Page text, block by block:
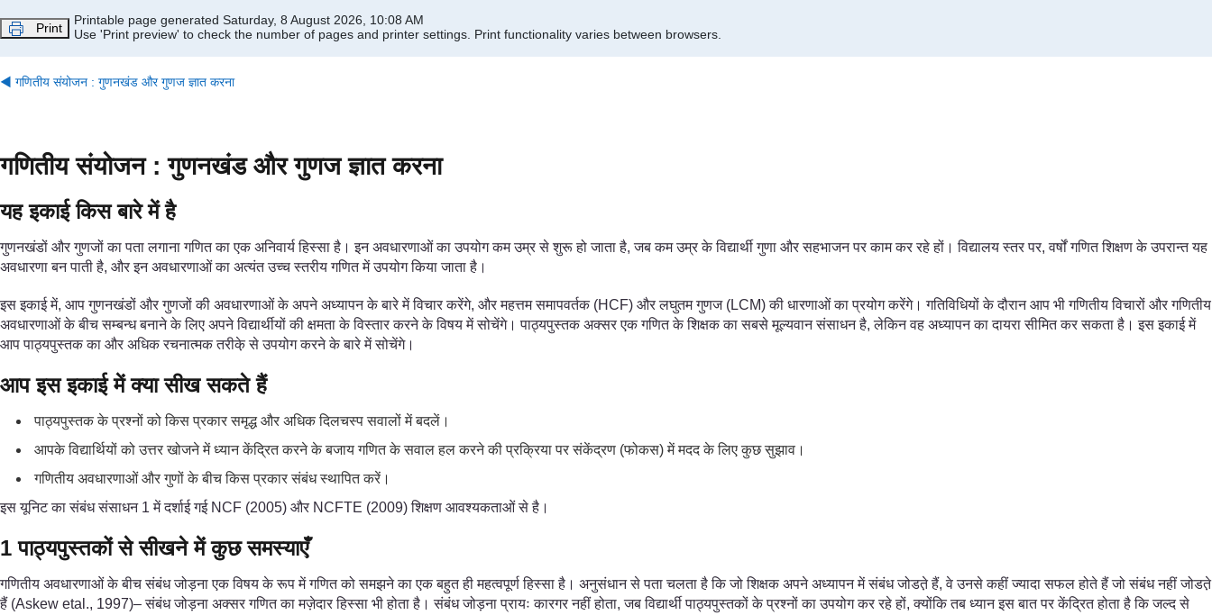
Print
Printable page generated Saturday, 8 August 2026, 10:08 AM
Use 'Print preview' to check the number of pages and printer settings. Print functionality varies between browsers.
◀︎ गणितीय संयोजन : गुणनखंड और गुणज ज्ञात करना
गणितीय संयोजन : गुणनखंड और गुणज ज्ञात करना
यह इकाई किस बारे में है
गुणनखंडों और गुणजों का पता लगाना गणित का एक अनिवार्य हिस्सा है। इन अवधारणाओं का उपयोग कम उम्र से शुरू हो जाता है, जब कम उम्र के विद्यार्थी गुणा और सहभाजन पर काम कर रहे हों। विद्यालय स्तर पर, वर्षों गणित शिक्षण के उपरान्त यह
अवधारणा बन पाती है, और इन अवधारणाओं का अत्यंत उच्च स्तरीय गणित में उपयोग किया जाता है।
इस इकाई में, आप गुणनखंडों और गुणजों की अवधारणाओं के अपने अध्यापन के बारे में विचार करेंगे, और महत्तम समापवर्तक (HCF) और लघुतम गुणज (LCM) की धारणाओं का प्रयोग करेंगे। गतिविधियों के दौरान आप भी गणितीय विचारों और गणितीय
अवधारणाओं के बीच सम्बन्ध बनाने के लिए अपने विद्यार्थीयों की क्षमता के विस्तार करने के विषय में सोचेंगे। पाठ्यपुस्तक अक्सर एक गणित के शिक्षक का सबसे मूल्यवान संसाधन है, लेकिन वह अध्यापन का दायरा सीमित कर सकता है। इस इकाई में
आप पाठ्यपुस्तक का और अधिक रचनात्मक तरीके़ से उपयोग करने के बारे में सोचेंगे।
आप इस इकाई में क्या सीख सकते हैं
पाठ्यपुस्तक के प्रश्नों को किस प्रकार समृद्ध और अधिक दिलचस्प सवालों में बदलें।
आपके विद्यार्थियों को उत्तर खोजने में ध्यान केंद्रित करने के बजाय गणित के सवाल हल करने की प्रक्रिया पर संकेंद्रण (फोकस) में मदद के लिए कुछ सुझाव।
गणितीय अवधारणाओं और गुणों के बीच किस प्रकार संबंध स्थापित करें।
इस यूनिट का संबंध संसाधन 1 में दर्शाई गई NCF (2005) और NCFTE (2009) शिक्षण आवश्यकताओं से है।
1 पाठ्यपुस्तकों से सीखने में कुछ समस्याएँ
गणितीय अवधारणाओं के बीच संबंध जोड़ना एक विषय के रूप में गणित को समझने का एक बहुत ही महत्वपूर्ण हिस्सा है। अनुसंधान से पता चलता है कि जो शिक्षक अपने अध्यापन में संबंध जोडत़े हैं, वे उनसे कहीं ज्यादा सफल होते हैं जो संबंध नहीं जोडत़े
हैं (Askew etal., 1997)– संबंध जोड़ना अक्सर गणित का मज़ेदार हिस्सा भी होता है। संबंध जोड़ना प्रायः कारगर नहीं होता, जब विद्यार्थी पाठ्यपुस्तकों के प्रश्नों का उपयोग कर रहे हों, क्योंकि तब ध्यान इस बात पर केंद्रित होता है कि जल्द से